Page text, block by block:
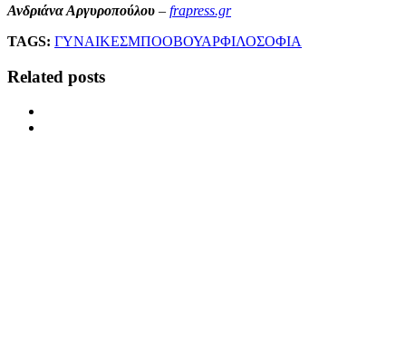
Ανδριάνα Αργυροπούλου – frapress.gr
TAGS: ΓΥΝΑΙΚΕΣΜΠΟΟΒΟΥΑΡΦΙΛΟΣΟΦΙΑ
Related posts